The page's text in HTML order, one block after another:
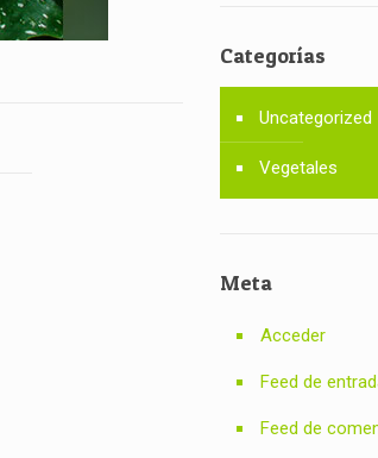
Categorías
Uncategorized
Vegetales
Meta
Acceder
Feed de
Feed de